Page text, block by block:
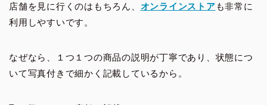
店舗を見に行くのはもちろん、 オンラインストアも非常に
利用しやすいです。
なぜなら、１つ１つの商品の説明が丁寧であり、状態につ
いて写真付きで細かく記載しているから。